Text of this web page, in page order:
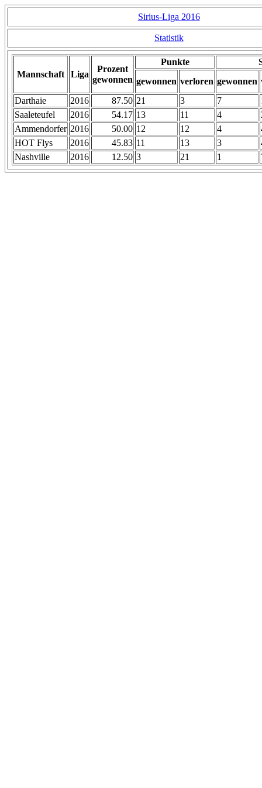
Sirius-Liga 2016
Statistik
Mannschaft Liga
Prozent
gewonnen
Punkte
gewonnen verloren gewonnen
Darthaie
2016 87.50 21 3 7
Saaleteufel
2016 54.17 13 11 4
Ammendorfer 2016 50.00 12 12 4
HOT Flys
2016 45.83 11 13 3
Nashville
2016 12.50 3 21 1